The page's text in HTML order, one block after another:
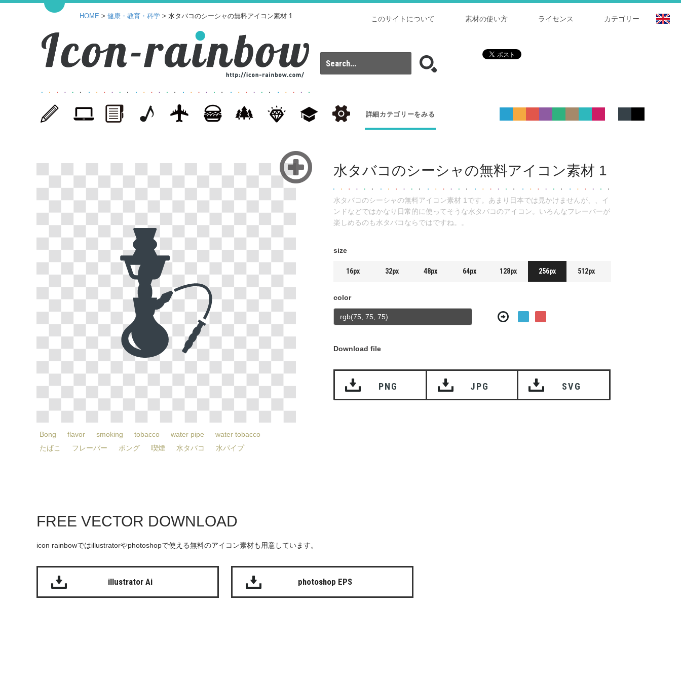
カテゴリー
ライセンス
素材の使い方
このサイトについて
HOME > 健康・教育・科学 > 水タバコのシーシャの無料アイコン素材 1
詳細カテゴリーをみる
Bong flavor smoking tobacco water pipe
water tobacco
たばこ
フレーバー ボング 喫煙 水タバコ 水パイプ
水タバコのシーシャの無料アイコン素材 1
水タバコのシーシャの無料アイコン素材 1です。あまり日本では見かけませんが、、イ
ンドなどではかなり日常的に使ってそうな水タバコのアイコン。いろんなフレーバーが
楽しめるのも水タバコならではですね。。
size
16px 32px 48px 64px 128px 256px 512px
color
Download file
PNG JPG SVG
FREE VECTOR DOWNLOAD
icon rainbowではillustratorやphotoshopで使える無料のアイコン素材も用意しています。
illustrator Ai photoshop EPS